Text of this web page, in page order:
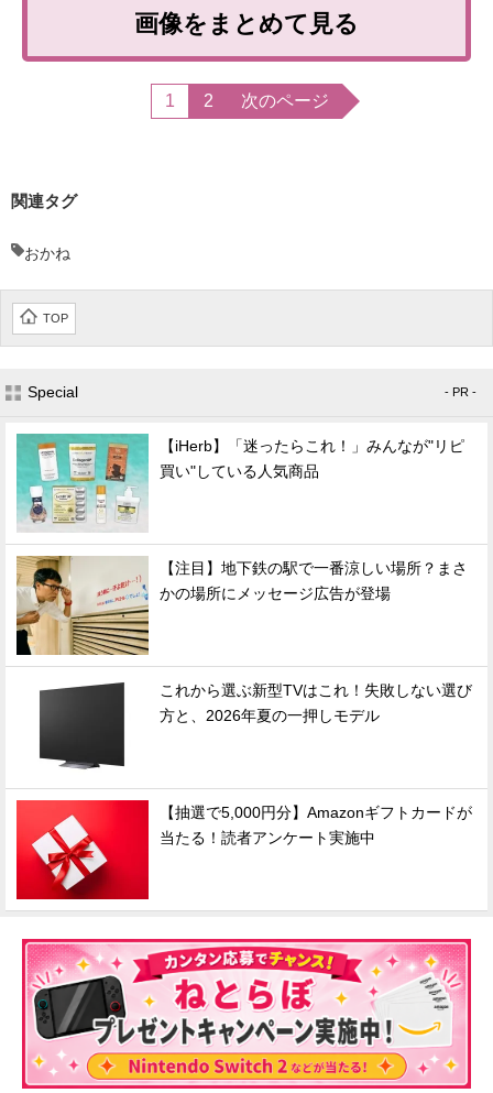
画像をまとめて見る
1 2 次のページ
関連タグ
おかね
TOP
Special - PR -
【iHerb】「迷ったらこれ！」みんなが"リピ
買い"している人気商品
【注目】地下鉄の駅で一番涼しい場所？まさ
かの場所にメッセージ広告が登場
これから選ぶ新型TVはこれ！失敗しない選び
方と、2026年夏の一押しモデル
【抽選で5,000円分】Amazonギフトカードが
当たる！読者アンケート実施中